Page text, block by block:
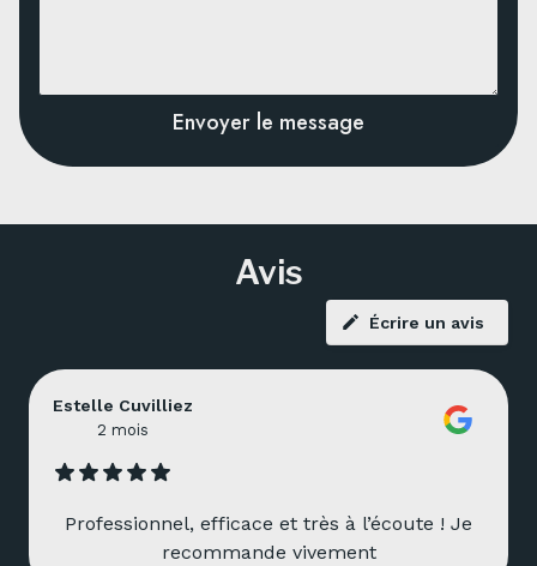
Envoyer le message
Avis
Écrire un avis
Estelle Cuvilliez
2 mois
Professionnel, efficace et très à l’écoute ! Je
recommande vivement